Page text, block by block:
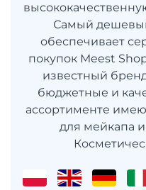
Самый
обеспечивает
покупок Meest
известный
бюджетные и
ассортименте
для мейкапа